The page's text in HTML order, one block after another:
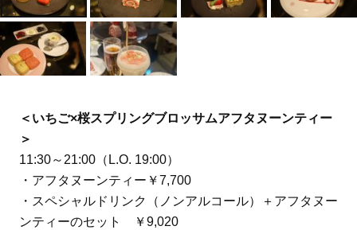
＜いちご×桜スプリングブロッサムアフタヌーンティー
＞
11:30～21:00（L.O. 19:00）
・アフタヌーンティー￥7,700
・スペシャルドリンク（ノンアルコール）＋アフタヌー
ンティーのセット ￥9,020